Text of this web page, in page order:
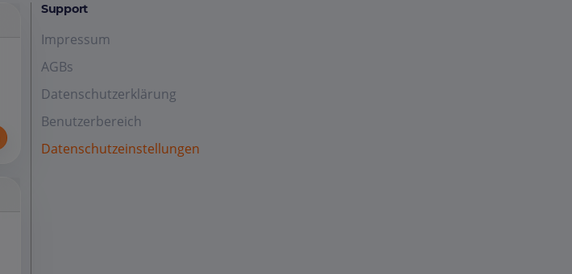
Support
Impressum
AGBs
Datenschutzerklärung
Benutzerbereich
Datenschutzeinstellungen